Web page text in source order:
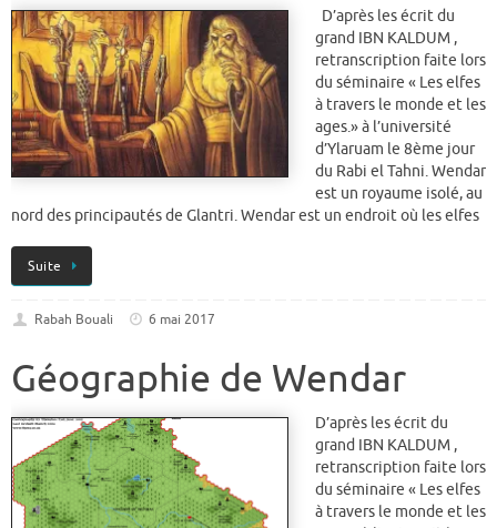
D’après les écrit du
grand IBN KALDUM ,
retranscription faite lors
du séminaire « Les elfes
à travers le monde et les
ages.» à l’université
d’Ylaruam le 8ème jour
du Rabi el Tahni. Wendar
est un royaume isolé, au
nord des principautés de Glantri. Wendar est un endroit où les elfes
Suite
Rabah Bouali 6 mai 2017
Géographie de Wendar
D’après les écrit du
grand IBN KALDUM ,
retranscription faite lors
du séminaire « Les elfes
à travers le monde et les